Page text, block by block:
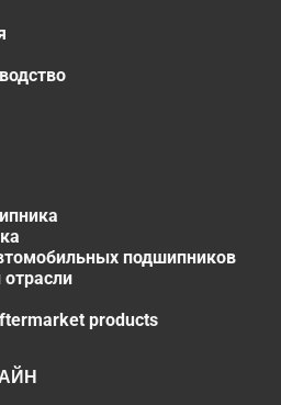
подшипников
products